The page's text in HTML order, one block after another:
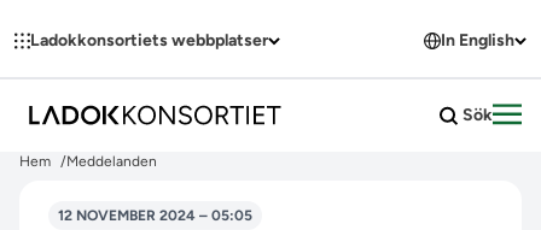
Ladokkonsortiets webbplatser In English
Sök
Hem Meddelanden
12 NOVEMBER 2024 – 05:05